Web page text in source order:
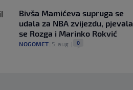
Bivša Mamićeva supruga se
udala za NBA zvijezdu, pjevala
se Rozga i Marinko Rokvić
NOGOMET 5. aug. 0